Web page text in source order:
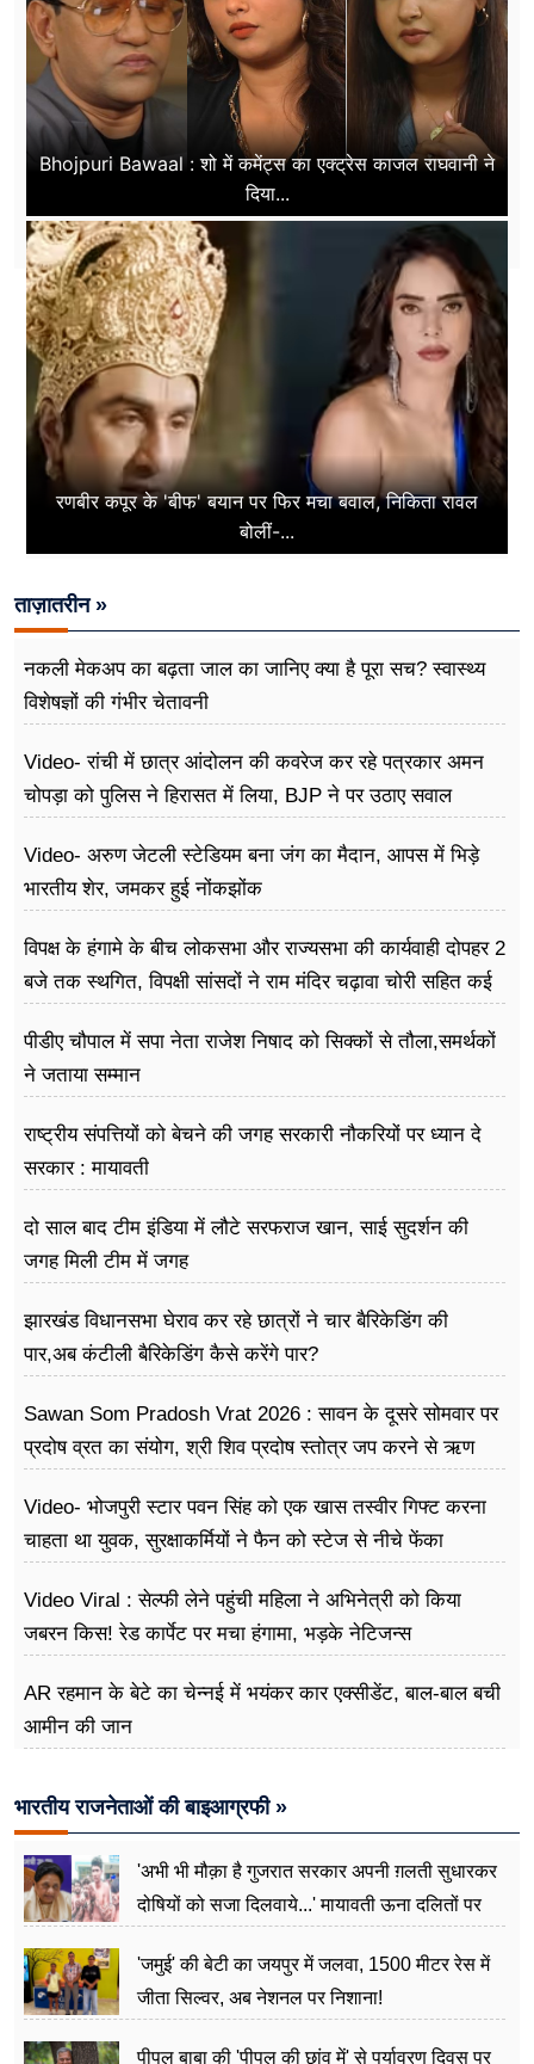
Bhojpuri Bawaal : शो में कमेंट्स का एक्ट्रेस काजल राघवानी ने
दिया...
रणबीर कपूर के 'बीफ' बयान पर फिर मचा बवाल, निकिता रावल
बोलीं-...
ताज़ातरीन »
नकली मेकअप का बढ़ता जाल का जानिए क्या है पूरा सच? स्वास्थ्य
विशेषज्ञों की गंभीर चेतावनी
Video- रांची में छात्र आंदोलन की कवरेज कर रहे पत्रकार अमन
चोपड़ा को पुलिस ने हिरासत में लिया, BJP ने पर उठाए सवाल
Video- अरुण जेटली स्टेडियम बना जंग का मैदान, आपस में भिड़े
भारतीय शेर, जमकर हुई नोंकझोंक
विपक्ष के हंगामे के बीच लोकसभा और राज्यसभा की कार्यवाही दोपहर 2
बजे तक स्थगित, विपक्षी सांसदों ने राम मंदिर चढ़ावा चोरी सहित कई
पीडीए चौपाल में सपा नेता राजेश निषाद को सिक्कों से तौला,समर्थकों
ने जताया सम्मान
राष्ट्रीय संपत्तियों को बेचने की जगह सरकारी नौकरियों पर ध्यान दे
सरकार : मायावती
दो साल बाद टीम इंडिया में लौटे सरफराज खान, साई सुदर्शन की
जगह मिली टीम में जगह
झारखंड विधानसभा घेराव कर रहे छात्रों ने चार बैरिकेडिंग की
पार,अब कंटीली बैरिकेडिंग कैसे करेंगे पार?
Sawan Som Pradosh Vrat 2026 : सावन के दूसरे सोमवार पर
प्रदोष व्रत का संयोग, श्री शिव प्रदोष स्तोत्र जप करने से ऋण
Video- भोजपुरी स्टार पवन सिंह को एक खास तस्वीर गिफ्ट करना
चाहता था युवक, सुरक्षाकर्मियों ने फैन को स्टेज से नीचे फेंका
Video Viral : सेल्फी लेने पहुंची महिला ने अभिनेत्री को किया
जबरन किस! रेड कार्पेट पर मचा हंगामा, भड़के नेटिजन्स
AR रहमान के बेटे का चेन्नई में भयंकर कार एक्सीडेंट, बाल-बाल बची
आमीन की जान
भारतीय राजनेताओं की बाइआग्रफी »
'अभी भी मौक़ा है गुजरात सरकार अपनी ग़लती सुधारकर
दोषियों को सजा दिलवाये...' मायावती ऊना दलितों पर
'जमुई' की बेटी का जयपुर में जलवा, 1500 मीटर रेस में
जीता सिल्वर, अब नेशनल पर निशाना!
पीपल बाबा की 'पीपल की छांव में' से पर्यावरण दिवस पर